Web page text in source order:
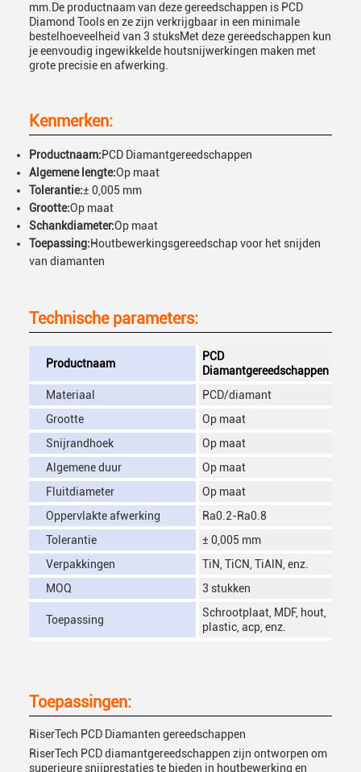
mm.De productnaam van deze gereedschappen is PCD
Diamond Tools en ze zijn verkrijgbaar in een minimale
bestelhoeveelheid van 3 stuksMet deze gereedschappen kun
je eenvoudig ingewikkelde houtsnijwerkingen maken met
grote precisie en afwerking.
Kenmerken:
Productnaam:PCD Diamantgereedschappen
Algemene lengte:Op maat
Tolerantie:± 0,005 mm
Grootte:Op maat
Schankdiameter:Op maat
Toepassing:Houtbewerkingsgereedschap voor het snijden
van diamanten
Technische parameters:
Productnaam
PCD
Diamantgereedschappen
Materiaal
PCD/diamant
Grootte
Op maat
Snijrandhoek
Op maat
Algemene duur
Op maat
Fluitdiameter
Op maat
Oppervlakte afwerking
Ra0.2-Ra0.8
Tolerantie
± 0,005 mm
Verpakkingen
TiN, TiCN, TiAlN, enz.
MOQ
3 stukken
Toepassing
Schrootplaat, MDF, hout,
plastic, acp, enz.
Toepassingen:
RiserTech PCD Diamanten gereedschappen
RiserTech PCD diamantgereedschappen zijn ontworpen om
superieure snijprestaties te bieden in houtbewerking en